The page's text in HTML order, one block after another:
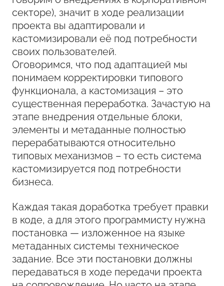
секторе), значит в ходе реализации
проекта вы адаптировали и
кастомизировали её под потребности
своих пользователей.
Оговоримся, что под адаптацией мы
понимаем корректировки типового
функционала, а кастомизация – это
существенная переработка. Зачастую на
этапе внедрения отдельные блоки,
элементы и метаданные полностью
перерабатываются относительно
типовых механизмов – то есть система
кастомизируется под потребности
бизнеса.
Каждая такая доработка требует правки
в коде, а для этого программисту нужна
постановка — изложенное на языке
метаданных системы техническое
задание. Все эти постановки должны
передаваться в ходе передачи проекта